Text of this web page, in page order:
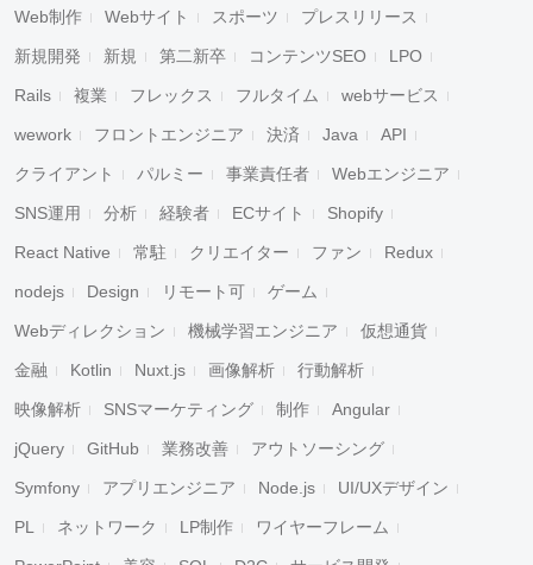
Web制作 Webサイト スポーツ プレスリリース
新規開発 新規 第二新卒 コンテンツSEO LPO
Rails 複業 フレックス フルタイム webサービス
wework フロントエンジニア 決済 Java API
クライアント パルミー 事業責任者 Webエンジニア
SNS運用 分析 経験者 ECサイト Shopify
React Native 常駐 クリエイター ファン Redux
nodejs Design リモート可 ゲーム
Webディレクション 機械学習エンジニア 仮想通貨
金融 Kotlin Nuxt.js 画像解析 行動解析
映像解析 SNSマーケティング 制作 Angular
jQuery GitHub 業務改善 アウトソーシング
Symfony アプリエンジニア Node.js UI/UXデザイン
PL ネットワーク LP制作 ワイヤーフレーム